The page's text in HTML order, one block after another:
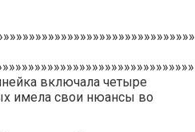
включала четыре
имела свои нюансы во